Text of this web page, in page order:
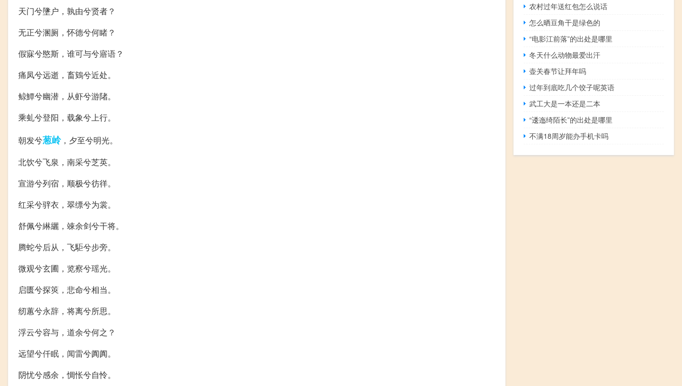
天门兮墬户，孰由兮贤者？
无正兮溷厕，怀德兮何睹？
假寐兮愍斯，谁可与兮寤语？
痛凤兮远逝，畜鴳兮近处。
鲸鱏兮幽潜，从虾兮游陼。
乘虬兮登阳，载象兮上行。
朝发兮葱岭，夕至兮明光。
北饮兮飞泉，南采兮芝英。
宣游兮列宿，顺极兮彷徉。
红采兮骍衣，翠缥兮为裳。
舒佩兮綝纚，竦余剑兮干将。
腾蛇兮后从，飞駏兮步旁。
微观兮玄圃，览察兮瑶光。
启匮兮探筴，悲命兮相当。
纫蕙兮永辞，将离兮所思。
浮云兮容与，道余兮何之？
远望兮仟眠，闻雷兮阗阗。
阴忧兮感余，惆怅兮自怜。
农村过年送红包怎么说话
怎么晒豆角干是绿色的
“电影江前落”的出处是哪里
冬天什么动物最爱出汗
壶关春节让拜年吗
过年到底吃几个饺子呢英语
武工大是一本还是二本
“逶迤绮陌长”的出处是哪里
不满18周岁能办手机卡吗